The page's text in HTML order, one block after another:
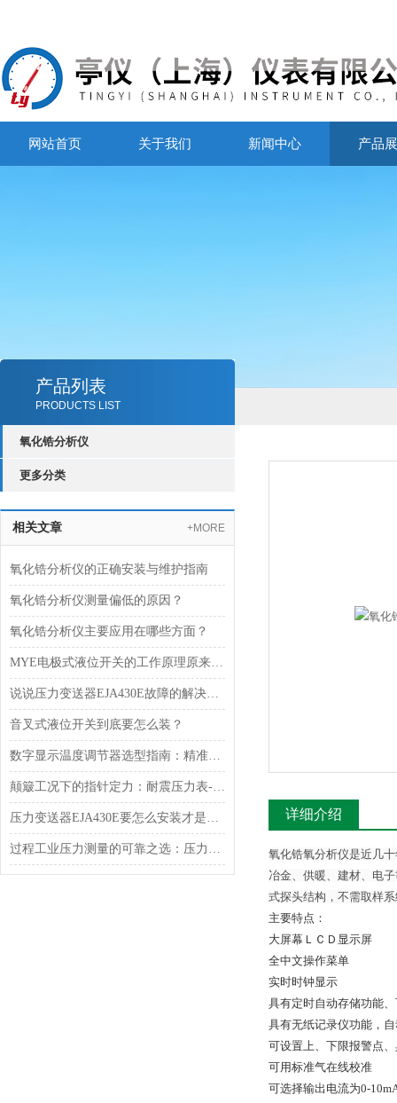
网站首页 关于我们 新闻中心 产品
产品列表
PRODUCTS LIST
氧化锆分析仪
更多分类
相关文章 +MORE
氧化锆分析仪的正确安装与维护指南
氧化锆分析仪测量偏低的原因？
氧化锆分析仪主要应用在哪些方面？
MYE电极式液位开关的工作原理原来是这样的
说说压力变送器EJA430E故障的解决方法
音叉式液位开关到底要怎么装？
数字显示温度调节器选型指南：精准控温，适配全场景工业需求
颠簸工况下的指针定力：耐震压力表-YN系列的阻尼构造与现场测压实践
压力变送器EJA430E要怎么安装才是对的？
过程工业压力测量的可靠之选：压力变送器EJA430E选型要点解析
详细介绍
氧化锆氧分析仪是近几
冶金、供暖、建材、电
式探头结构，不需取样
主要特点：
大屏幕ＬＣＤ显示屏
全中文操作菜单
实时时钟显示
具有定时自动存储功能
具有无纸记录仪功能，
可设置上、下限报警点
可用标准气在线校准
可选择输出电流为0-